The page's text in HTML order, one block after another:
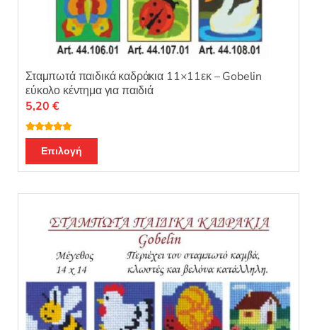
Σταμπωτά παιδικά καδράκια 11×11εκ – Gobelin
εύκολο κέντημα για παιδιά
Βαθμολογή
θηκε με5.00
από 5
5,20 €
Επιλογή
το
έχει
πολλαπλές
παραλλαγές.
επιλογές
μπορούν
να
επιλεγούν